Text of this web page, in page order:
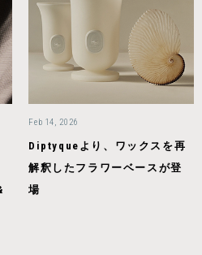
Feb 14, 2026
Diptyqueより、ワックスを再
解釈したフラワーベースが登
場